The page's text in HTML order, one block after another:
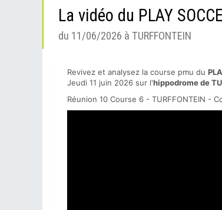
La vidéo du PLAY
du 11/06/2026 à TURFFONTEIN
Revivez et analysez la course pmu du
Jeudi 11 juin 2026 sur l'hippodrome de
Réunion 10 Course 6 - TURFFONTEIN -